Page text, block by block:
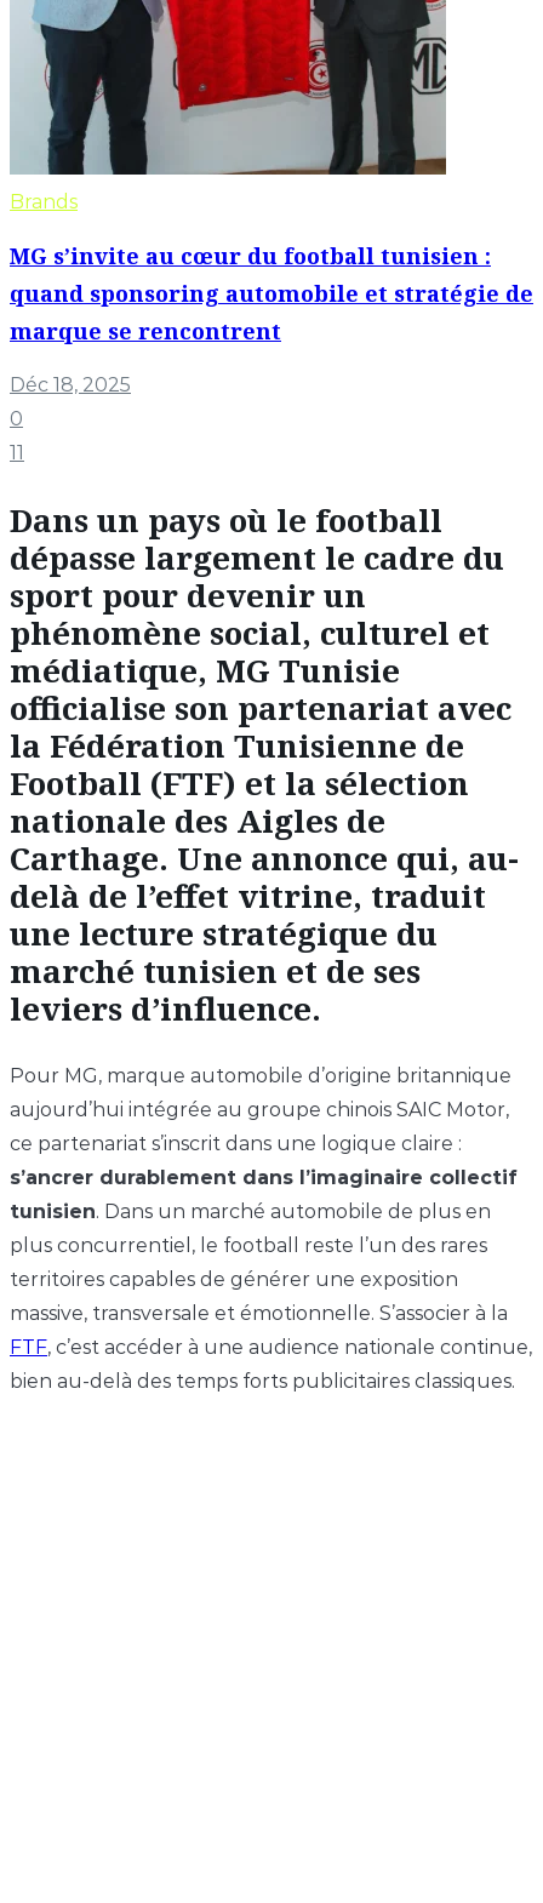
Brands
MG s’invite au cœur du football tunisien :
quand sponsoring automobile et stratégie de
marque se rencontrent
Déc 18, 2025
0
11
Dans un pays où le football
dépasse largement le cadre du
sport pour devenir un
phénomène social, culturel et
médiatique, MG Tunisie
officialise son partenariat avec
la Fédération Tunisienne de
Football (FTF) et la sélection
nationale des Aigles de
Carthage. Une annonce qui, au-
delà de l’effet vitrine, traduit
une lecture stratégique du
marché tunisien et de ses
leviers d’influence.
Pour MG, marque automobile d’origine britannique
aujourd’hui intégrée au groupe chinois SAIC Motor,
ce partenariat s’inscrit dans une logique claire :
s’ancrer durablement dans l’imaginaire collectif
tunisien. Dans un marché automobile de plus en
plus concurrentiel, le football reste l’un des rares
territoires capables de générer une exposition
massive, transversale et émotionnelle. S’associer à la
FTF, c’est accéder à une audience nationale continue,
bien au-delà des temps forts publicitaires classiques.